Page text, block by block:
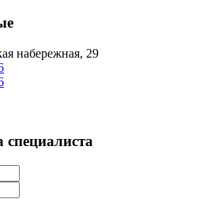
набережная, 29
специалиста